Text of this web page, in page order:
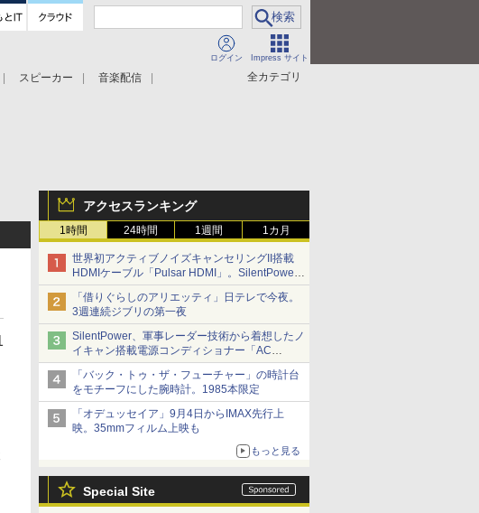
ログイン Impress サイト
全カテゴリ
スピーカー
音楽配信
アクセスランキング
1時間 24時間 1週間 1カ月
世界初アクティブノイズキャンセリングII搭載
HDMIケーブル「Pulsar HDMI」。SilentPower
から
「借りぐらしのアリエッティ」日テレで今夜。
3週連続ジブリの第一夜
SilentPower、軍事レーダー技術から着想したノ
イキャン搭載電源コンディショナー「AC
iPurifier2」
「バック・トゥ・ザ・フューチャー」の時計台
をモチーフにした腕時計。1985本限定
「オデュッセイア」9月4日からIMAX先行上
映。35mmフィルム上映も
もっと見る
Special Site